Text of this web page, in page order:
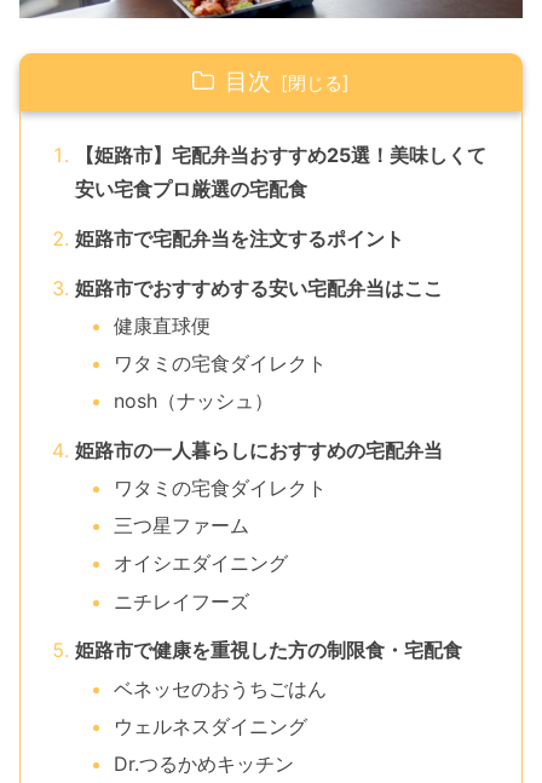
目次
【姫路市】宅配弁当おすすめ25選！美味しくて
安い宅食プロ厳選の宅配食
姫路市で宅配弁当を注文するポイント
姫路市でおすすめする安い宅配弁当はここ
健康直球便
ワタミの宅食ダイレクト
nosh（ナッシュ）
姫路市の一人暮らしにおすすめの宅配弁当
ワタミの宅食ダイレクト
三つ星ファーム
オイシエダイニング
ニチレイフーズ
姫路市で健康を重視した方の制限食・宅配食
ベネッセのおうちごはん
ウェルネスダイニング
Dr.つるかめキッチン